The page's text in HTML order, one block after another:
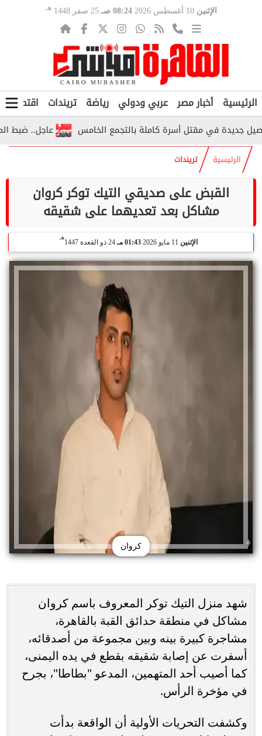
الإثنين 10 أغسطس 2026 08:24 صـ 25 صفر 1448 هـ
الرئيسية أخبار مصر عربي ودولي رياضة تريندات اقتصاد
عاجل.. ضبط في مقتل أسرة كاملة بالتجمع الخامس
الرئيسية تريندات
القبض على صديقي التيك توكر كروان
مشاكل بعد تعديهما على شقيقه
الإثنين 01:43 مـ 24 ذو القعدة 1447
هـ
كروان
شهد منزل التيك توكر المعروف باسم كروان
مشاكل في منطقة حدائق القبة بالقاهرة،
مشاجرة كبيرة بينه وبين مجموعة من أصدقائه،
أسفرت عن إصابة شقيقه بقطع في يده اليمنى،
كما أصيب أحد المتهمين، المدعو "بطاطا"، بجرح
في مؤخرة الرأس.
وكشفت التحريات الأولية أن الواقعة بدأت